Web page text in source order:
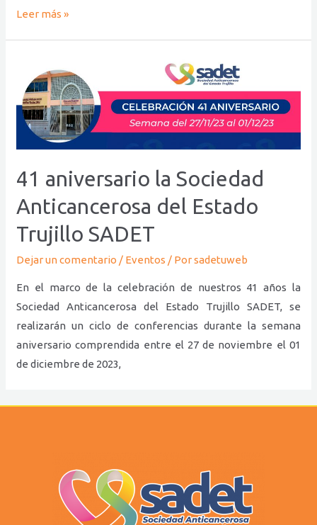
Leer más »
41 aniversario la Sociedad
Anticancerosa del Estado
Trujillo SADET
Dejar un comentario / Eventos / Porsadetuweb
En el marco de la celebración de nuestros 41 años la
Sociedad Anticancerosa del Estado Trujillo SADET, se
realizarán un ciclo de conferencias durante la semana
aniversario comprendida entre el 27 de noviembre el 01
de diciembre de 2023,